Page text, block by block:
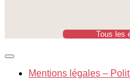
Tous les
Mentions légales –